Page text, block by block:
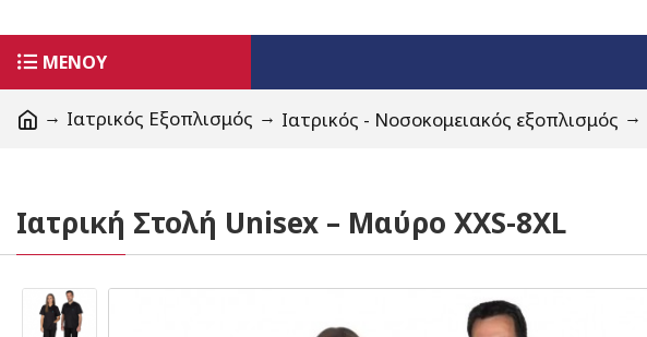
ΜΕΝΟΥ
Ιατρικός Εξοπλισμός Ιατρικός - Νοσοκομειακός εξοπλισμός
Ιατρική Στολή Unisex – Μαύρο XXS-8XL